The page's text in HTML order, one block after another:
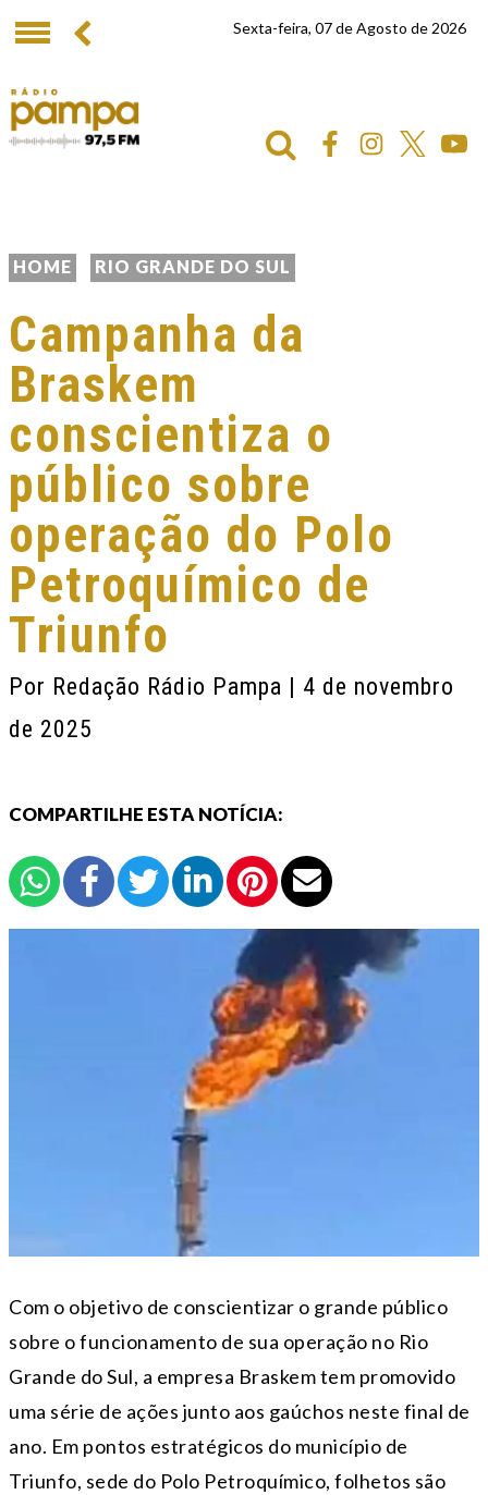
Sexta-feira, 07 de Agosto de 2026
HOME RIO GRANDE DO SUL
Campanha da
Braskem
conscientiza o
público sobre
operação do Polo
Petroquímico de
Triunfo
Por Redação Rádio Pampa | 4 de novembro
de 2025
COMPARTILHE ESTA NOTÍCIA:
Com o objetivo de conscientizar o grande público
sobre o funcionamento de sua operação no Rio
Grande do Sul, a empresa Braskem tem promovido
uma série de ações junto aos gaúchos neste final de
ano. Em pontos estratégicos do município de
Triunfo, sede do Polo Petroquímico, folhetos são